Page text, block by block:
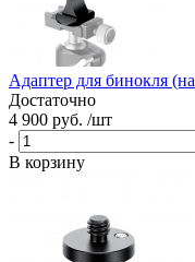
Адаптер для бинокля
Достаточно
4 900 руб. /шт
-
В корзину